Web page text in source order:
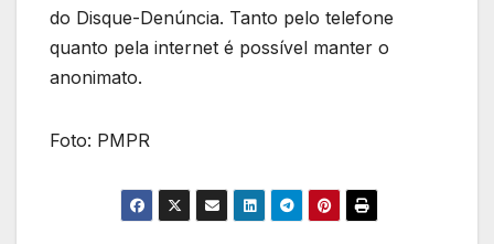
do Disque-Denúncia. Tanto pelo telefone
quanto pela internet é possível manter o
anonimato.
Foto: PMPR